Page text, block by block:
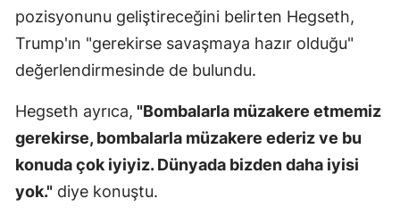
Kırşehir
Kocaeli
Kütahya
Malatya
pozisyonunu geliştireceğini belirten Hegseth,
Trump'ın "gerekirse savaşmaya hazır olduğu"
değerlendirmesinde de bulundu.
Hegseth ayrıca, "Bombalarla müzakere etmemiz
gerekirse, bombalarla müzakere ederiz ve bu
konuda çok iyiyiz. Dünyada bizden daha iyisi
yok." diye konuştu.